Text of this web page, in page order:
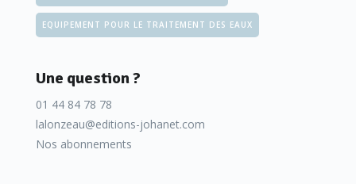
EQUIPEMENT POUR LE TRAITEMENT DES EAUX
Une question ?
01 44 84 78 78
lalonzeau@editions-johanet.com
Nos abonnements